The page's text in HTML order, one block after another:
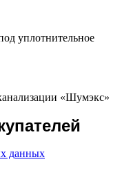
уплотнительное
«Шумэкс»
данных